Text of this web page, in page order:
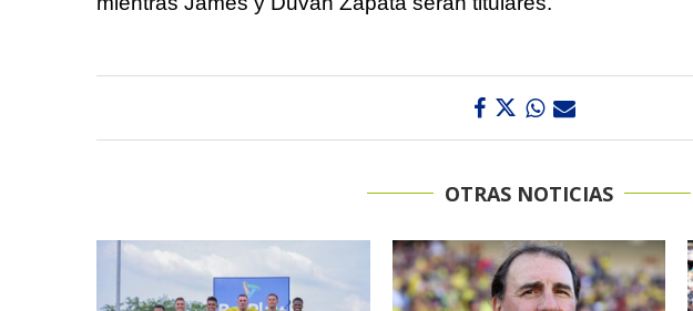
OTRAS NOTICIAS